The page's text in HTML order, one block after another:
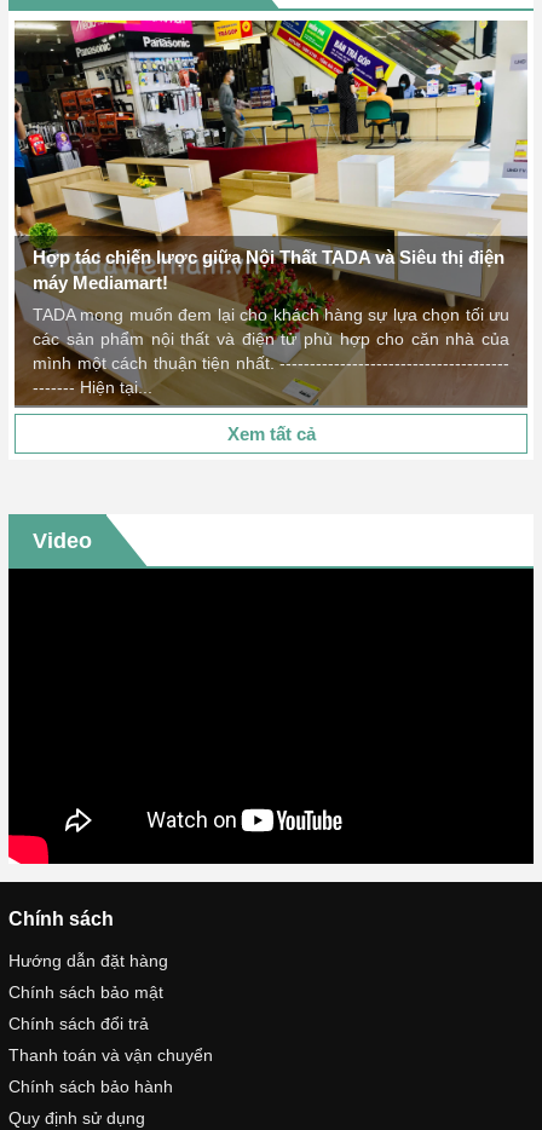
Hợp tác chiến lược giữa Nội Thất TADA và Siêu thị điện
máy Mediamart!
TADA mong muốn đem lại cho khách hàng sự lựa chọn tối ưu
các sản phẩm nội thất và điện tử phù hợp cho căn nhà của
mình một cách thuận tiện nhất. --------------------------------------
------- Hiện tại...
Xem tất cả
Video
Chính sách
Hướng dẫn đặt hàng
Chính sách bảo mật
Chính sách đổi trả
Thanh toán và vận chuyển
Chính sách bảo hành
Quy định sử dụng